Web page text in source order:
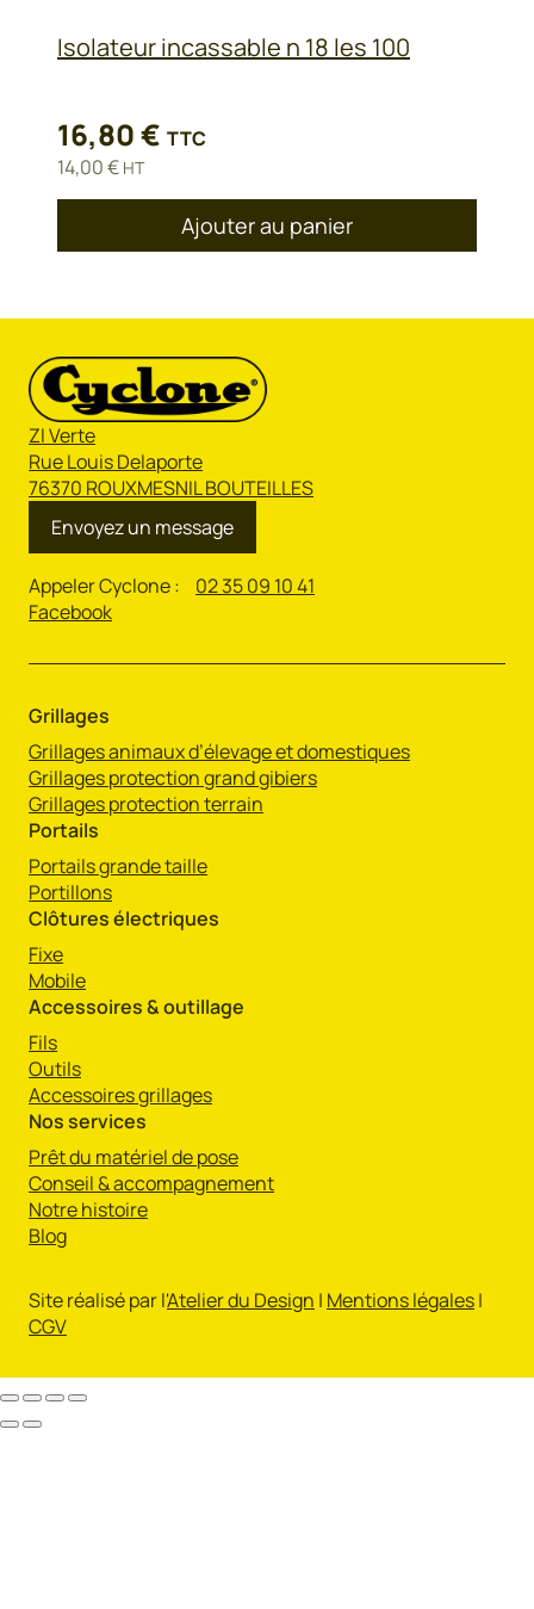
Isolateur incassable n 18 les 100
16,80€ TTC
14,00€ HT
Ajouter au panier
ZI Verte
Rue Louis Delaporte
76370 ROUXMESNIL BOUTEILLES
Envoyez un message
Appeler Cyclone : 02 35 09 10 41
Facebook
Grillages
Grillages animaux d’élevage et domestiques
Grillages protection grand gibiers
Grillages protection terrain
Portails
Portails grande taille
Portillons
Clôtures électriques
Fixe
Mobile
Accessoires & outillage
Fils
Outils
Accessoires grillages
Nos services
Prêt du matériel de pose
Conseil & accompagnement
Notre histoire
Blog
Site réalisé par l'Atelier du Design | Mentions légales|
CGV